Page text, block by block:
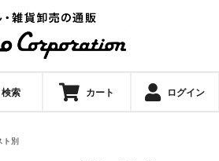
検索 カート ログイン
ト別